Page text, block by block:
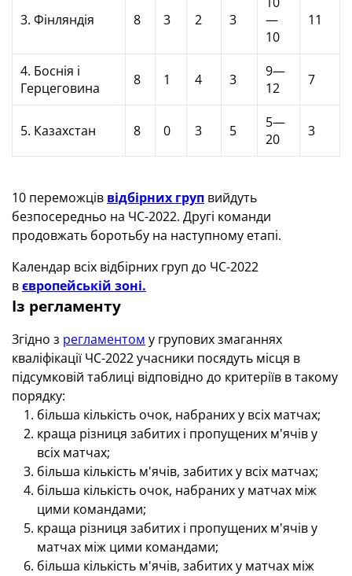
3. Фінляндія 8 3 2 3
—
10
11
4. Боснія і
Герцеговина
8 1 4 3
9—
12
7
5. Казахстан 8 0 3 5
5—
20
3
10 переможців відбірних груп вийдуть
безпосередньо на ЧС-2022. Другі команди
продовжать боротьбу на наступному етапі.
Календар всіх відбірних груп до ЧС-2022
вєвропейській зоні.
Із регламенту
Згідно з регламентом у групових змаганнях
кваліфікації ЧС-2022 учасники посядуть місця в
підсумковій таблиці відповідно до критеріїв в такому
порядку:
більша кількість очок, набраних у всіх матчах;
краща різниця забитих і пропущених м'ячів у
всіх матчах;
більша кількість м'ячів, забитих у всіх матчах;
більша кількість очок, набраних у матчах між
цими командами;
краща різниця забитих і пропущених м'ячів у
матчах між цими командами;
більша кількість м'ячів, забитих у матчах між